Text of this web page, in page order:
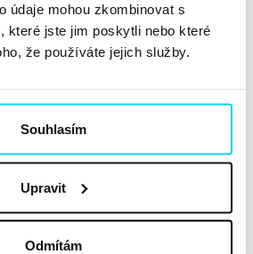
údaje mohou zkombinovat s
které jste jim poskytli nebo které
že používáte jejich služby.
Souhlasím
Upravit
Odmítám
V2: Od 6. března
weby povinnost!
Data 18. 1. 2024
zásadními změnami a v
6. března 2024 neimplementujete,
publika a přiřazovat správně
Tento nový setup